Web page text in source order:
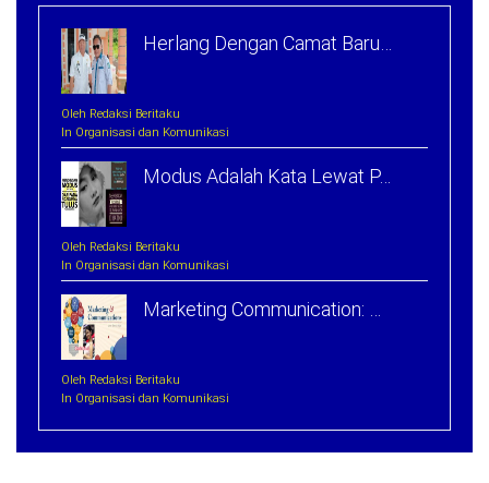
Herlang Dengan Camat Baru…
Oleh Redaksi Beritaku
In Organisasi dan Komunikasi
Modus Adalah Kata Lewat P…
Oleh Redaksi Beritaku
In Organisasi dan Komunikasi
Marketing Communication: …
Oleh Redaksi Beritaku
In Organisasi dan Komunikasi